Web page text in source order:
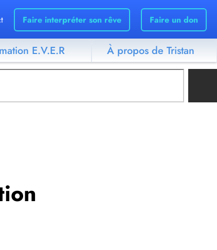
Faire interpréter son rêve Faire un don
E.V.E.R À propos de Tristan